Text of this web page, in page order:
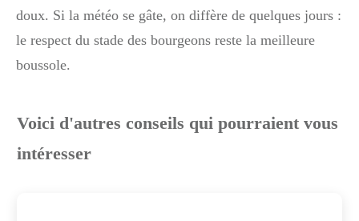
doux. Si la météo se gâte, on diffère de quelques jours :
le respect du stade des bourgeons reste la meilleure
boussole.
Voici d'autres conseils qui pourraient vous
intéresser